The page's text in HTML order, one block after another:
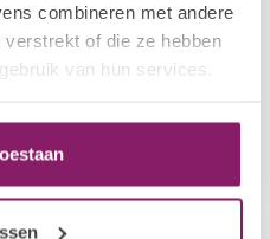
combineren met andere
of die ze hebben
van hun services.
€19,35